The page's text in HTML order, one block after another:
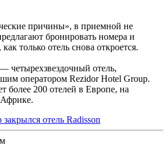
причины», в приемной не
бронировать номера и
только отель снова откроется.
четырехзвездочный отель,
оператором Rezidor Hotel Group.
более 200 отелей в Европе, на